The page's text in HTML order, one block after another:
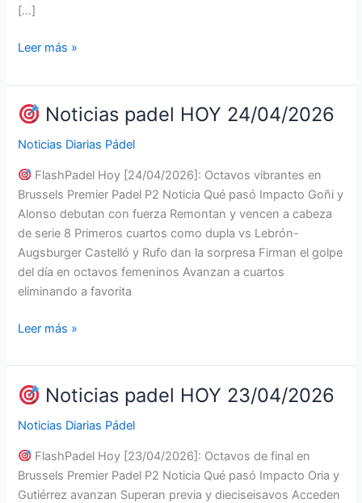
[…]
padel
HOY
27/04/2026
Leer más »
Noticias padel HOY 24/04/2026
Noticias Diarias Pádel
FlashPadel Hoy [24/04/2026]: Octavos vibrantes en
Brussels Premier Padel P2 Noticia Qué pasó Impacto Goñi y
Alonso debutan con fuerza Remontan y vencen a cabeza
de serie 8 Primeros cuartos como dupla vs Lebrón-
Augsburger Castelló y Rufo dan la sorpresa Firman el golpe
del día en octavos femeninos Avanzan a cuartos
eliminando a favorita
padel
HOY
24/04/2026
Leer más »
Noticias padel HOY 23/04/2026
Noticias Diarias Pádel
FlashPadel Hoy [23/04/2026]: Octavos de final en
Brussels Premier Padel P2 Noticia Qué pasó Impacto Oria y
Gutiérrez avanzan Superan previa y dieciseisavos Acceden